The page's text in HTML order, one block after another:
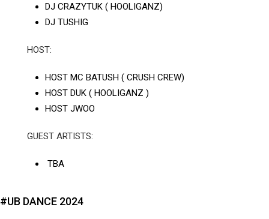
DJ CRAZYTUK ( HOOLIGANZ)
DJ TUSHIG
HOST:
HOST MC BATUSH ( CRUSH CREW)
HOST DUK ( HOOLIGANZ )
HOST JWOO
GUEST ARTISTS:
TBA
#UB DANCE 2024